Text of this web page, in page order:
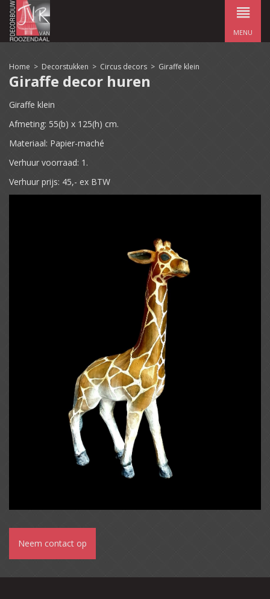
MENU
Home > Decorstukken > Circus decors > Giraffe klein
Giraffe decor huren
Giraffe klein
Afmeting: 55(b) x 125(h) cm.
Materiaal: Papier-maché
Verhuur voorraad: 1.
Verhuur prijs: 45,- ex BTW
Neem contact op